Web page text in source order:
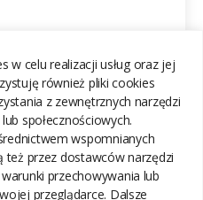
w celu realizacji usług oraz jej
również pliki cookies
z zewnętrznych narzędzi
społecznościowych.
wspomnianych
też przez dostawców narzędzi
przechowywania lub
przeglądarce. Dalsze
SIĘ